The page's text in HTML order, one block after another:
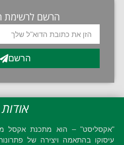
הרשם לרשימת
הרשם
אודות
"אקסליסט" – הוא מתכנת אקסל
עיסוקו בהתאמה ויצירה של